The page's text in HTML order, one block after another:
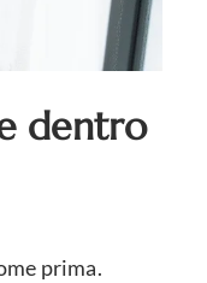
dentro
prima.